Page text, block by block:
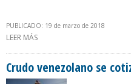
PUBLICADO: 19 de marzo de 2018
LEER MÁS
Crudo venezolano se